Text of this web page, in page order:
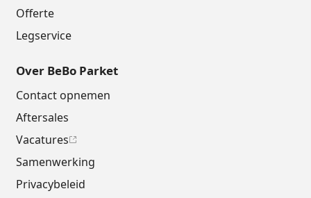
Offerte
Legservice
Over BeBo Parket
Contact opnemen
Aftersales
Vacatures
Samenwerking
Privacybeleid